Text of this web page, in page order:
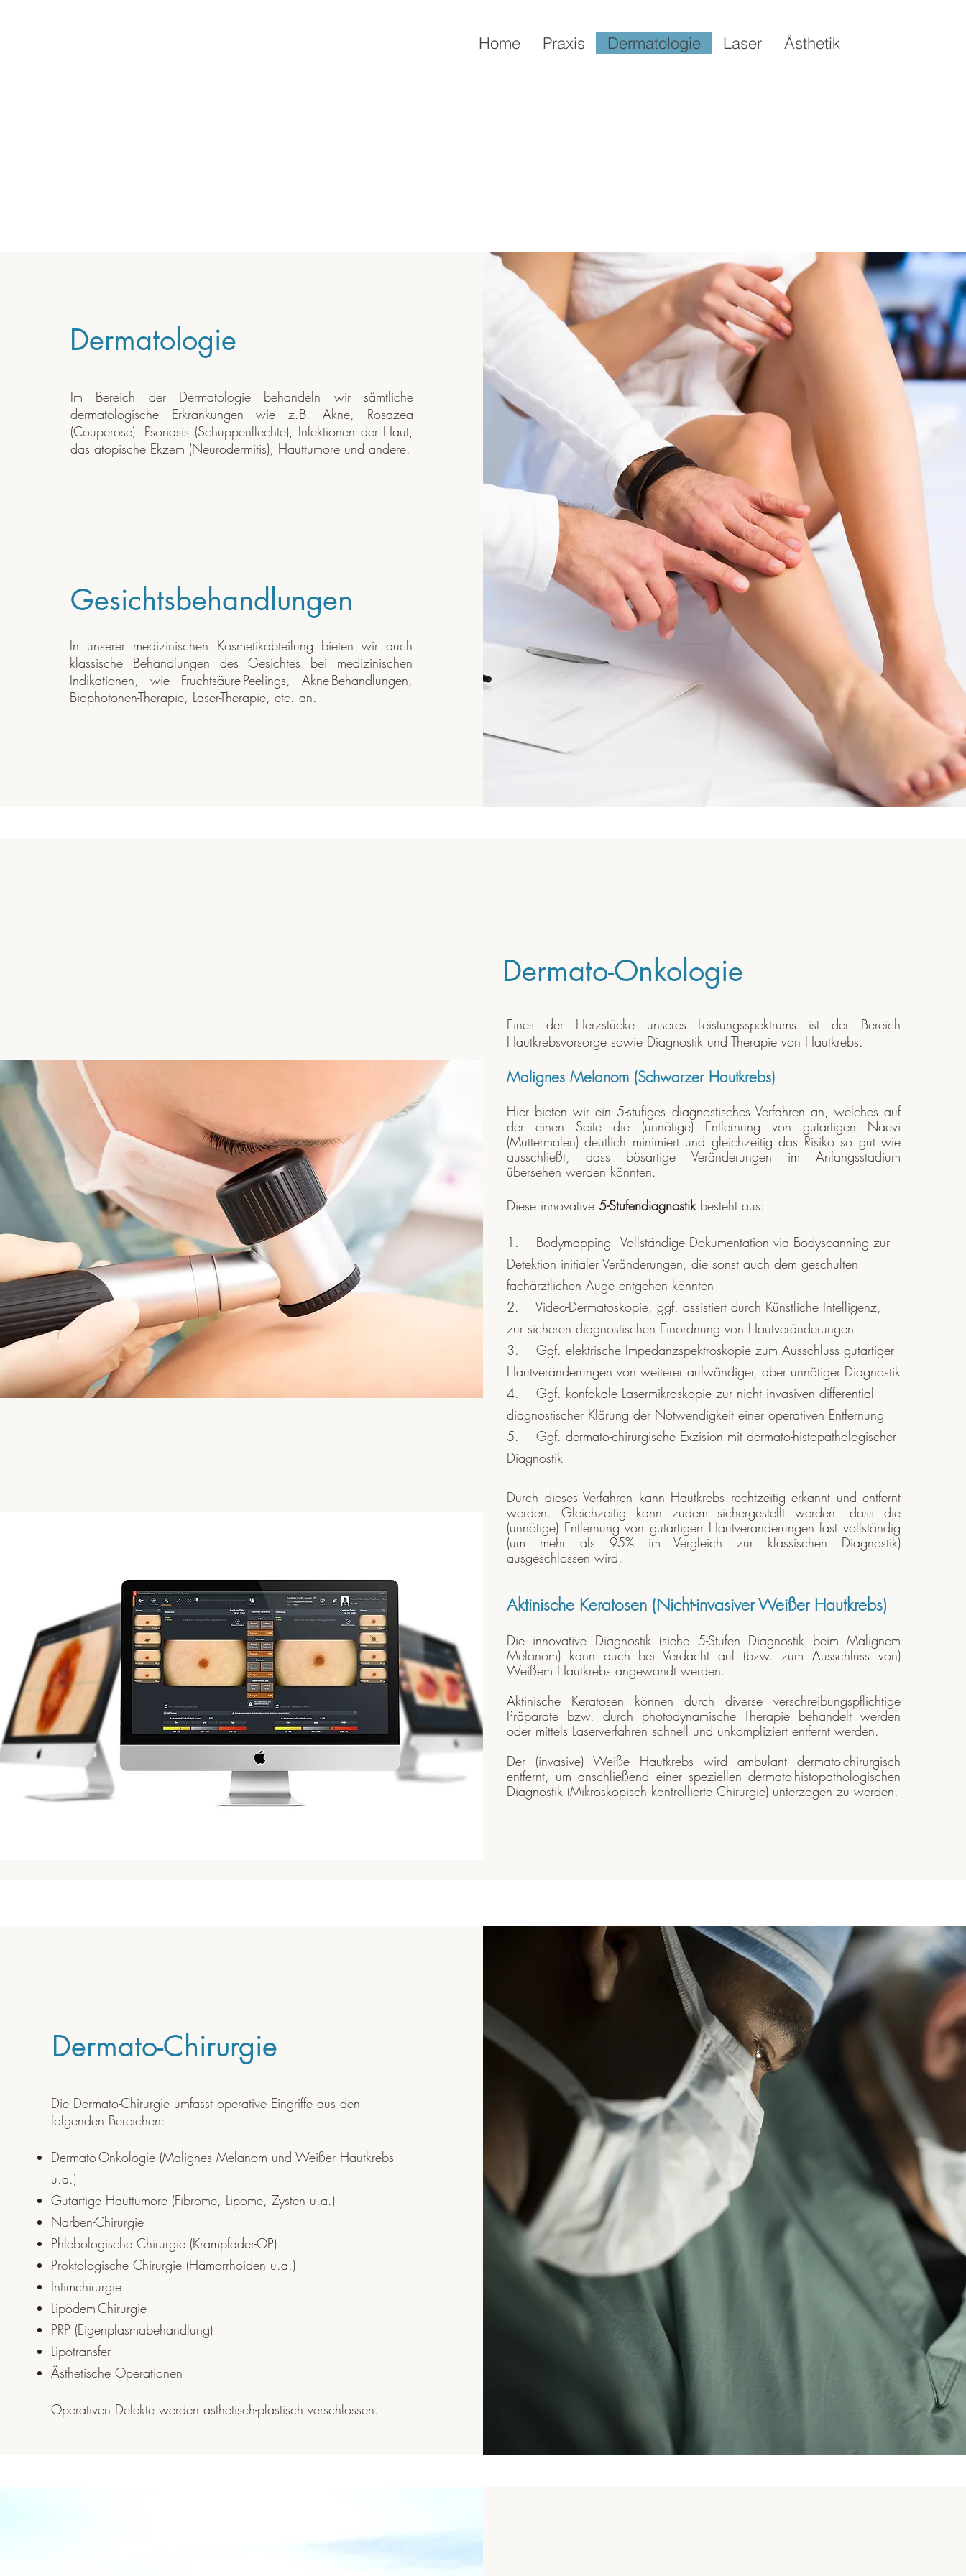
Home Praxis Dermatologie Laser Ästhetik
Dermato-Onkologie
Eines der Herzstücke unseres Leistungsspektrums ist der Bereich
Hautkrebsvorsorge sowie Diagnostik und Therapie von Hautkrebs.
Malignes Melanom (Schwarzer Hautkrebs)
Hier bieten wir ein 5-stufiges diagnostisches Verfahren an, welches auf
der einen Seite die (unnötige) Entfernung von gutartigen Naevi
(Muttermalen) deutlich minimiert und gleichzeitig das Risiko so gut wie
ausschließt, dass bösartige Veränderungen im Anfangsstadium
übersehen werden könnten.
Diese innovative 5-Stufendiagnostikbesteht aus:
1. Bodymapping - Vollständige Dokumentation via Bodyscanning zur
Detektion initialer Veränderungen, die sonst auch dem geschulten
fachärztlichen Auge entgehen könnten
2. Video-Dermatoskopie, ggf. assistiert durch Künstliche Intelligenz,
zur sicheren diagnostischen Einordnung von Hautveränderungen
3. Ggf. elektrische Impedanzspektroskopie zum Ausschluss gutartiger
Hautveränderungen von weiterer aufwändiger, aber unnötiger Diagnostik
4. Ggf. konfokale Lasermikroskopie zur nicht invasiven differential-
diagnostischer Klärung der Notwendigkeit einer operativen Entfernung
5. Ggf. dermato-chirurgische Exzision mit dermato-histopathologischer
Diagnostik
Durch dieses Verfahren kann Hautkrebs rechtzeitig erkannt und entfernt
werden. Gleichzeitig kann zudem sichergestellt werden, dass die
(unnötige) Entfernung von gutartigen Hautveränderungen fast vollständig
(um mehr als 95% im Vergleich zur klassischen Diagnostik)
ausgeschlossen wird.
Aktinische Keratosen (Nicht-invasiver Weißer Hautkrebs)
Die innovative Diagnostik (siehe 5-Stufen Diagnostik beim Malignem
Melanom) kann auch bei Verdacht auf (bzw. zum Ausschluss von)
Weißem Hautkrebs angewandt werden.
Aktinische Keratosen können durch diverse verschreibungspflichtige
Präparate bzw. durch photodynamische Therapie behandelt werden
oder mittels Laserverfahren schnell und unkompliziert entfernt werden.
Der (invasive) Weiße Hautkrebs wird ambulant dermato-chirurgisch
entfernt, um anschließend einer speziellen dermato-histopathologischen
Diagnostik (Mikroskopisch kontrollierte Chirurgie) unterzogen zu werden.
Dermatologie
Im Bereich der Dermatologie behandeln wir sämtliche
dermatologische Erkrankungen wie z.B. Akne, Rosazea
(Couperose), Psoriasis (Schuppenflechte), Infektionen der Haut,
das atopische Ekzem (Neurodermitis), Hauttumore und andere.
Gesichtsbehandlungen
In unserer medizinischen Kosmetikabteilung bieten wir auch
klassische Behandlungen des Gesichtes bei medizinischen
Indikationen, wie Fruchtsäure-Peelings, Akne-Behandlungen,
Biophotonen-Therapie, Laser-Therapie, etc. an.
Dermato-Chirurgie
Die Dermato-Chirurgie umfasst operative Eingriffe aus den
folgenden Bereichen:
Dermato-Onkologie (Malignes Melanom und Weißer Hautkrebs
u.a.)
Gutartige Hauttumore (Fibrome, Lipome, Zysten u.a.)
Narben-Chirurgie
Phlebologische Chirurgie (Krampfader-OP)
Proktologische Chirurgie (Hämorrhoiden u.a.)
Intimchirurgie
Lipödem-Chirurgie
PRP (Eigenplasmabehandlung)
Lipotransfer
Ästhetische Operationen
Operativen Defekte werden ästhetisch-plastisch verschlossen.